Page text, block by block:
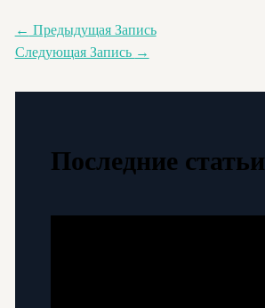
← Предыдущая Запись
Следующая Запись →
Последние статьи